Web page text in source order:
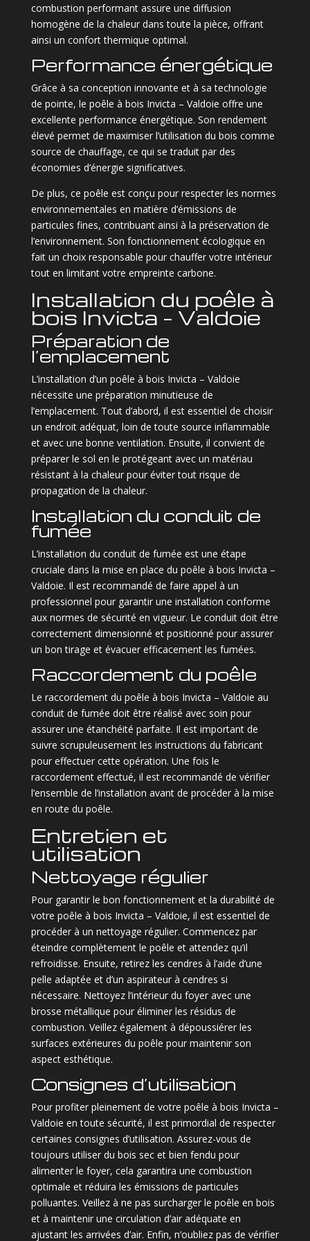
combustion performant assure une diffusion
homogène de la chaleur dans toute la pièce, offrant
ainsi un confort thermique optimal.
Performance énergétique
Grâce à sa conception innovante et à sa technologie
de pointe, le poêle à bois Invicta – Valdoie offre une
excellente performance énergétique. Son rendement
élevé permet de maximiser l’utilisation du bois comme
source de chauffage, ce qui se traduit par des
économies d’énergie significatives.
De plus, ce poêle est conçu pour respecter les normes
environnementales en matière d’émissions de
particules fines, contribuant ainsi à la préservation de
l’environnement. Son fonctionnement écologique en
fait un choix responsable pour chauffer votre intérieur
tout en limitant votre empreinte carbone.
Installation du poêle à
bois Invicta – Valdoie
Préparation de
l’emplacement
L’installation d’un poêle à bois Invicta – Valdoie
nécessite une préparation minutieuse de
l’emplacement. Tout d’abord, il est essentiel de choisir
un endroit adéquat, loin de toute source inflammable
et avec une bonne ventilation. Ensuite, il convient de
préparer le sol en le protégeant avec un matériau
résistant à la chaleur pour éviter tout risque de
propagation de la chaleur.
Installation du conduit de
fumée
L’installation du conduit de fumée est une étape
cruciale dans la mise en place du poêle à bois Invicta –
Valdoie. Il est recommandé de faire appel à un
professionnel pour garantir une installation conforme
aux normes de sécurité en vigueur. Le conduit doit être
correctement dimensionné et positionné pour assurer
un bon tirage et évacuer efficacement les fumées.
Raccordement du poêle
Le raccordement du poêle à bois Invicta – Valdoie au
conduit de fumée doit être réalisé avec soin pour
assurer une étanchéité parfaite. Il est important de
suivre scrupuleusement les instructions du fabricant
pour effectuer cette opération. Une fois le
raccordement effectué, il est recommandé de vérifier
l’ensemble de l’installation avant de procéder à la mise
en route du poêle.
Entretien et
utilisation
Nettoyage régulier
Pour garantir le bon fonctionnement et la durabilité de
votre poêle à bois Invicta – Valdoie, il est essentiel de
procéder à un nettoyage régulier. Commencez par
éteindre complètement le poêle et attendez qu’il
refroidisse. Ensuite, retirez les cendres à l’aide d’une
pelle adaptée et d’un aspirateur à cendres si
nécessaire. Nettoyez l’intérieur du foyer avec une
brosse métallique pour éliminer les résidus de
combustion. Veillez également à dépoussiérer les
surfaces extérieures du poêle pour maintenir son
aspect esthétique.
Consignes d’utilisation
Pour profiter pleinement de votre poêle à bois Invicta –
Valdoie en toute sécurité, il est primordial de respecter
certaines consignes d’utilisation. Assurez-vous de
toujours utiliser du bois sec et bien fendu pour
alimenter le foyer, cela garantira une combustion
optimale et réduira les émissions de particules
polluantes. Veillez à ne pas surcharger le poêle en bois
et à maintenir une circulation d’air adéquate en
ajustant les arrivées d’air. Enfin, n’oubliez pas de vérifier